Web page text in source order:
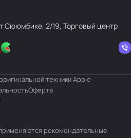
Сююмбике, 2/19, Торговый центр
техники Apple
Оферта
рекомендательные